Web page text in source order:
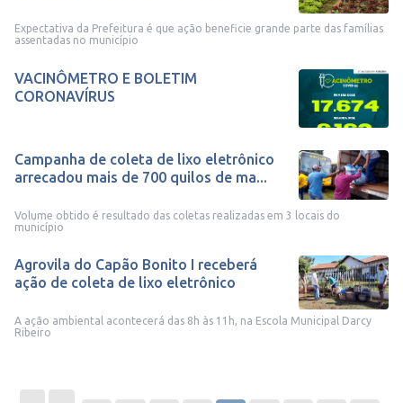
Expectativa da Prefeitura é que ação beneficie grande parte das famílias
assentadas no município
VACINÔMETRO E BOLETIM
CORONAVÍRUS
Campanha de coleta de lixo eletrônico
arrecadou mais de 700 quilos de ma...
Volume obtido é resultado das coletas realizadas em 3 locais do
município
Agrovila do Capão Bonito I receberá
ação de coleta de lixo eletrônico
A ação ambiental acontecerá das 8h às 11h, na Escola Municipal Darcy
Ribeiro